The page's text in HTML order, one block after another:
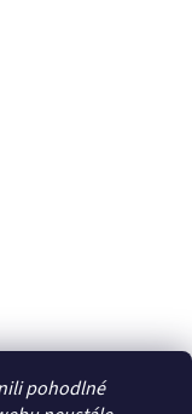
pohodlné